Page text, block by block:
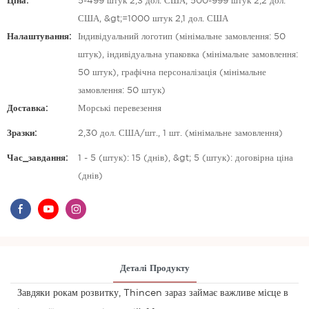
США, &gt;=1000 штук 2,1 дол. США
Налаштування: Індивідуальний логотип (мінімальне замовлення: 50
штук), індивідуальна упаковка (мінімальне замовлення:
50 штук), графічна персоналізація (мінімальне
замовлення: 50 штук)
Доставка: Морські перевезення
Зразки: 2,30 дол. США/шт., 1 шт. (мінімальне замовлення)
Час_завдання: 1 - 5 (штук): 15 (днів), &gt; 5 (штук): договірна ціна
(днів)
Деталі Продукту
Завдяки рокам розвитку, Thincen зараз займає важливе місце в